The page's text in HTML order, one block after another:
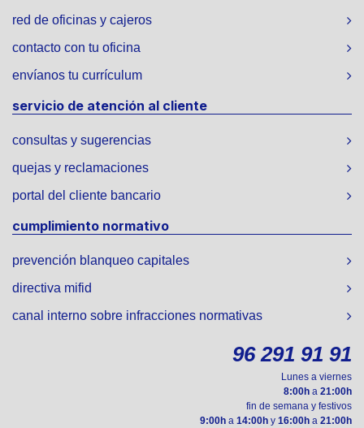
red de oficinas y cajeros
contacto con tu oficina
envíanos tu currículum
servicio de atención al cliente
consultas y sugerencias
quejas y reclamaciones
portal del cliente bancario
cumplimiento normativo
prevención blanqueo capitales
directiva mifid
canal interno sobre infracciones normativas
96 291 91 91
Lunes a viernes
8:00h a 21:00h
fin de semana y festivos
9:00h a 14:00h y 16:00h a 21:00h